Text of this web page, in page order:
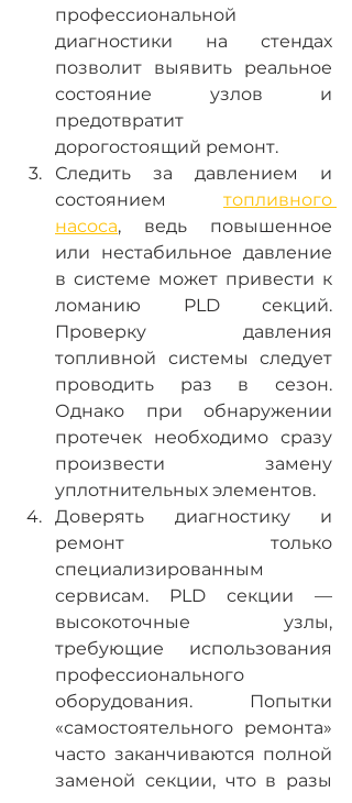
профессиональной
диагностики на стендах
позволит выявить реальное
состояние узлов и
предотвратит
дорогостоящий ремонт.
Следить за давлением и
состоянием топливного
насоса, ведь повышенное
или нестабильное давление
в системе может привести к
ломанию PLD секций.
Проверку давления
топливной системы следует
проводить раз в сезон.
Однако при обнаружении
протечек необходимо сразу
произвести замену
уплотнительных элементов.
Доверять диагностику и
ремонт только
специализированным
сервисам. PLD секции —
высокоточные узлы,
требующие использования
профессионального
оборудования. Попытки
«самостоятельного ремонта»
часто заканчиваются полной
заменой секции, что в разы